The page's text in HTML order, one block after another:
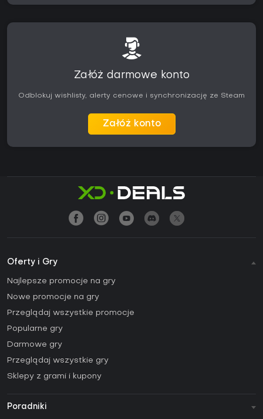
Załóż darmowe konto
Odblokuj wishlisty, alerty cenowe i synchronizację ze Steam
Załóż konto
Oferty i Gry
Najlepsze promocje na gry
Nowe promocje na gry
Przeglądaj wszystkie promocje
Popularne gry
Darmowe gry
Przeglądaj wszystkie gry
Sklepy z grami i kupony
Poradniki